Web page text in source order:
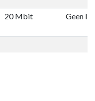
20 Mbit Geen